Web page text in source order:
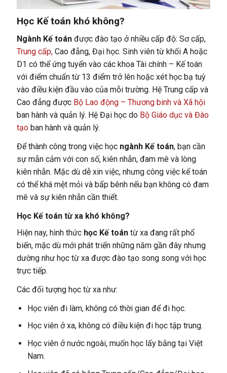
Học Kế toán khó không?
Ngành Kế toánđược đào tạo ở nhiều cấp độ: Sơ cấp,
Trung cấp,Cao đẳng, Đại học. Sinh viên từ khối A hoặc
D1 có thể ứng tuyển vào các khoa Tài chính – Kế toán
với điểm chuẩn từ 13 điểm trở lên hoặc xét học bạ tuỳ
vào điều kiện đầu vào của mỗi trường. Hệ Trung cấp và
Cao đẳng được Bộ Lao động – Thương binh và Xã hội
ban hành và quản lý. Hệ Đại học do Bộ Giáo dục và Đào
tạoban hành và quản lý.
Để thành công trong việc học ngành Kế toán, bạn cần
sự mẫn cảm với con số, kiên nhẫn, đam mê và lòng
kiên nhẫn. Mặc dù dễ xin việc, nhưng công việc kế toán
có thể khá mệt mỏi và bấp bênh nếu bạn không có đam
mê và sự kiên nhẫn cần thiết.
Học Kế toán từ xa khó không?
Hiện nay, hình thức học Kế toántừ xa đang rất phổ
biến, mặc dù mới phát triển những năm gần đây nhưng
dường như học từ xa được đào tạo song song với học
trực tiếp.
Các đối tượng học từ xa như:
Học viên đi làm, không có thời gian để đi học.
Học viên ở xa, không có điều kiện đi học tập trung.
Học viên ở nước ngoài, muốn học lấy bằng tại Việt
Nam.